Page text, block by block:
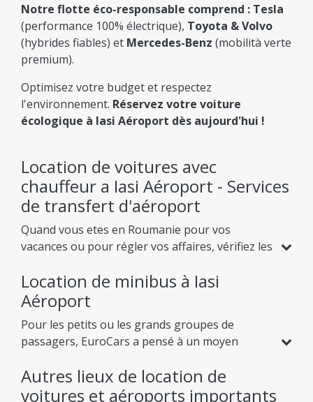
Notre flotte éco-responsable comprend : Tesla
(performance 100% électrique), Toyota & Volvo
(hybrides fiables) et Mercedes-Benz (mobilità verte
premium).
Optimisez votre budget et respectez
l'environnement. Réservez votre voiture
écologique à Iasi Aéroport dès aujourd'hui !
Location de voitures avec
chauffeur a Iasi Aéroport - Services
de transfert d'aéroport
Quand vous etes en Roumanie pour vos
vacances ou pour régler vos affaires, vérifiez les
EuroCars et entrez en contact avec nous afin de
réserver la voiture qui vous convient a cette
occasion-ci. En dehors du service de location de
voitures, nous mettons a la disposition des
clients des transferts de l'aéroport a l'hôtel ou
ces services et le transfert a (de) l'aéroport et
celui-ci est conçu de telle maniere que vous
Location de minibus à Iasi
Aéroport
Pour les petits ou les grands groupes de
passagers, EuroCars a pensé à un moyen
le pays. Nous fournissons les meilleures offres
pourLocation minibus a Iasi Aéroportpour des
Autres lieux de location de
voitures et aéroports importants